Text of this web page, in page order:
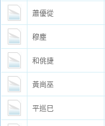
蕭優從
穆塵
和佻捷
黃崗巫
平巡巳